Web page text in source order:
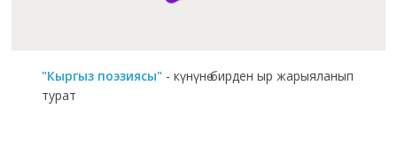
"Кыргыз поэзиясы" - күнүнө бирден ыр жарыяланып
турат